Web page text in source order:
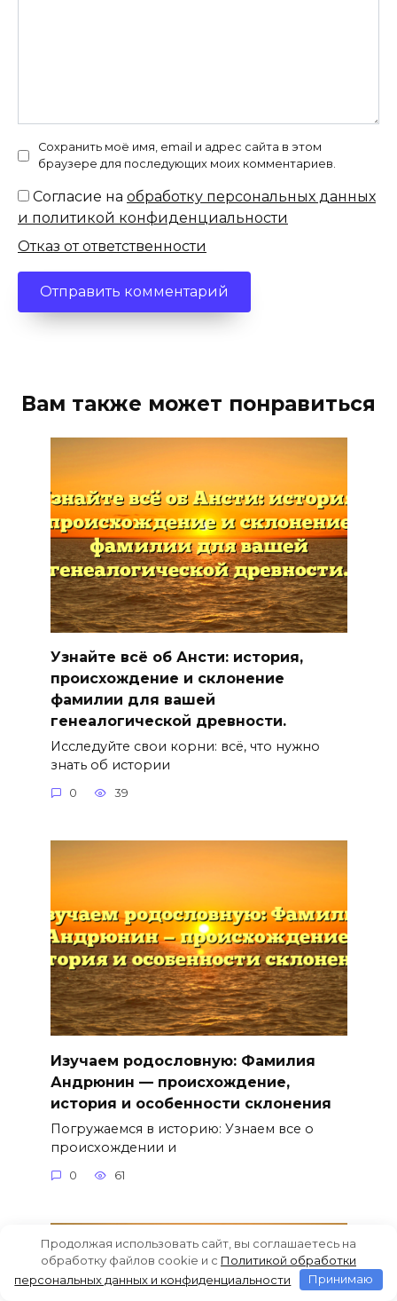
Сохранить моё имя, email и адрес сайта в этом
браузере для последующих моих комментариев.
Согласие на обработку персональных данных
и политикой конфиденциальности
Отказ от ответственности
Вам также может понравиться
Узнайте всё об Ансти: история,
происхождение и склонение
фамилии для вашей
генеалогической древности.
Исследуйте свои корни: всё, что нужно
знать об истории
0 39
Изучаем родословную: Фамилия
Андрюнин — происхождение,
история и особенности склонения
Погружаемся в историю: Узнаем все о
происхождении и
0 61
Продолжая использовать сайт, вы соглашаетесь на
обработку файлов cookie и c Политикой обработки
персональных данных и конфиденциальности
Принимаю